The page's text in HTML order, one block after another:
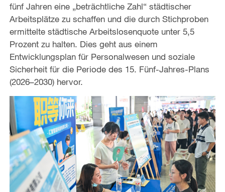
fünf Jahren eine „beträchtliche Zahl“ städtischer
Arbeitsplätze zu schaffen und die durch Stichproben
ermittelte städtische Arbeitslosenquote unter 5,5
Prozent zu halten. Dies geht aus einem
Entwicklungsplan für Personalwesen und soziale
Sicherheit für die Periode des 15. Fünf-Jahres-Plans
(2026–2030) hervor.